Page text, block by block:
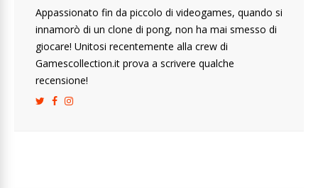
Appassionato fin da piccolo di videogames, quando si
innamorò di un clone di pong, non ha mai smesso di
giocare! Unitosi recentemente alla crew di
Gamescollection.it prova a scrivere qualche
recensione!